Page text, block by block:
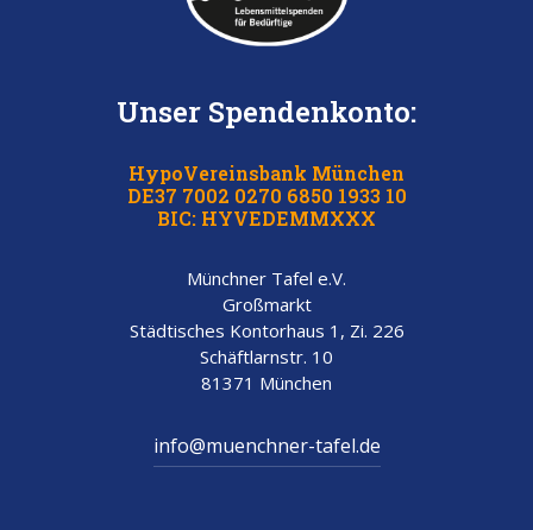
Unser Spendenkonto:
HypoVereinsbank München
DE37 7002 0270 6850 1933 10
BIC: HYVEDEMMXXX
Münchner Tafel e.V.
Großmarkt
Städtisches Kontorhaus 1, Zi. 226
Schäftlarnstr. 10
81371 München
info@muenchner-tafel.de